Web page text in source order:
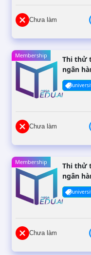
Chưa làm
Membership
Thi thử
ngân
Chưa làm
Membership
Thi thử
ngân
Chưa làm